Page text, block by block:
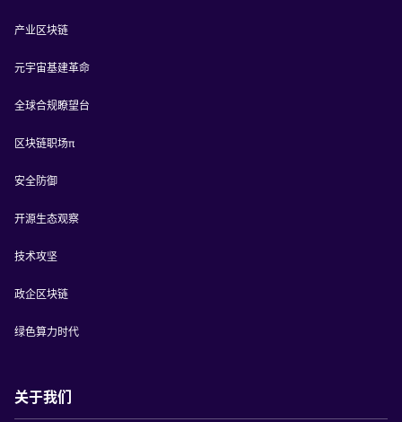
产业区块链
元宇宙基建革命
全球合规瞭望台
区块链职场π
安全防御
开源生态观察
技术攻坚
政企区块链
绿色算力时代
关于我们